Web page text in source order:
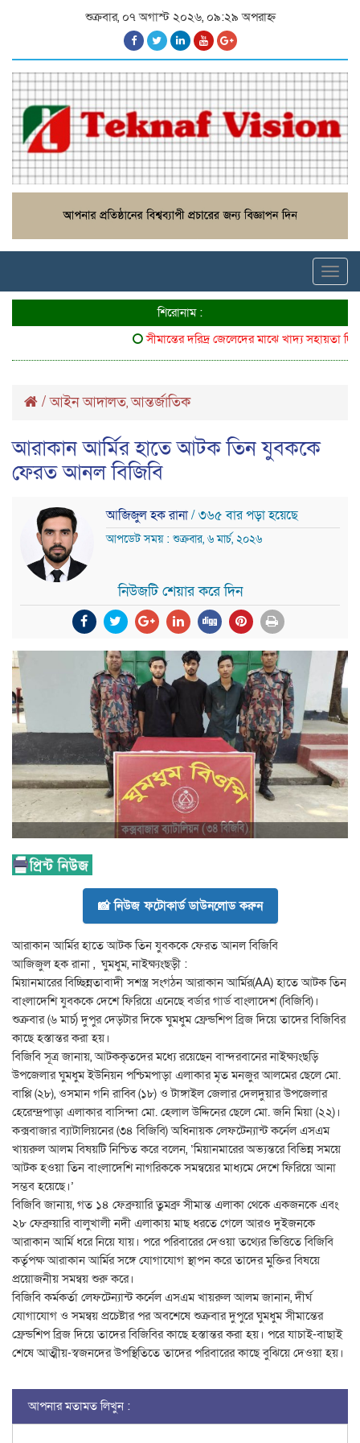
শুক্রবার, ০৭ অগাস্ট ২০২৬, ০৯:২৯ অপরাহ্ন
শিরোনাম :
সীমান্তের দরিদ্র জেলেদের মাঝে খাদ্য সহায়তা
/আইন আদালত,আন্তর্জাতিক
আরাকান আর্মির হাতে আটক তিন যুবককে
ফেরত আনল বিজিবি
আজিজুল হক রানা/ ৩৬৫ বার পড়া হয়েছে
আপডেট সময় : শুক্রবার, ৬ মার্চ, ২০২৬
নিউজটি শেয়ার করে দিন
📸 নিউজ ফটোকার্ড ডাউনলোড করুন
আরাকান আর্মির হাতে আটক তিন যুবককে ফেরত আনল বিজিবি
আজিজুল হক রানা , ঘুমধুম, নাইক্ষ্যংছড়ী :
মিয়ানমারের বিচ্ছিন্নতাবাদী সশস্ত্র সংগঠন আরাকান আর্মির(AA) হাতে আটক তিন
বাংলাদেশি যুবককে দেশে ফিরিয়ে এনেছে বর্ডার গার্ড বাংলাদেশ (বিজিবি)।
শুক্রবার (৬ মার্চ) দুপুর দেড়টার দিকে ঘুমধুম ফ্রেন্ডশিপ ব্রিজ দিয়ে তাদের বিজিবির
কাছে হস্তান্তর করা হয়।
বিজিবি সূত্র জানায়, আটককৃতদের মধ্যে রয়েছেন বান্দরবানের নাইক্ষ্যংছড়ি
উপজেলার ঘুমধুম ইউনিয়ন পশ্চিমপাড়া এলাকার মৃত মনজুর আলমের ছেলে মো.
বাপ্পি (২৮), ওসমান গনি রাব্বি (১৮) ও টাঙ্গাইল জেলার দেলদুয়ার উপজেলার
হেরেন্দ্রপাড়া এলাকার বাসিন্দা মো. হেলাল উদ্দিনের ছেলে মো. জনি মিয়া (২২)।
কক্সবাজার ব্যাটালিয়নের (৩৪ বিজিবি) অধিনায়ক লেফটেন্যান্ট কর্নেল এসএম
খায়রুল আলম বিষয়টি নিশ্চিত করে বলেন, ‘মিয়ানমারের অভ্যন্তরে বিভিন্ন সময়ে
আটক হওয়া তিন বাংলাদেশি নাগরিককে সমন্বয়ের মাধ্যমে দেশে ফিরিয়ে আনা
সম্ভব হয়েছে।’
বিজিবি জানায়, গত ১৪ ফেব্রুয়ারি তুমব্রু সীমান্ত এলাকা থেকে একজনকে এবং
২৮ ফেব্রুয়ারি বালুখালী নদী এলাকায় মাছ ধরতে গেলে আরও দুইজনকে
আরাকান আর্মি ধরে নিয়ে যায়। পরে পরিবারের দেওয়া তথ্যের ভিত্তিতে বিজিবি
কর্তৃপক্ষ আরাকান আর্মির সঙ্গে যোগাযোগ স্থাপন করে তাদের মুক্তির বিষয়ে
প্রয়োজনীয় সমন্বয় শুরু করে।
বিজিবি কর্মকর্তা লেফটেন্যান্ট কর্নেল এসএম খায়রুল আলম জানান, দীর্ঘ
যোগাযোগ ও সমন্বয় প্রচেষ্টার পর অবশেষে শুক্রবার দুপুরে ঘুমধুম সীমান্তের
ফ্রেন্ডশিপ ব্রিজ দিয়ে তাদের বিজিবির কাছে হস্তান্তর করা হয়। পরে যাচাই-বাছাই
শেষে আত্মীয়-স্বজনদের উপস্থিতিতে তাদের পরিবারের কাছে বুঝিয়ে দেওয়া হয়।
আপনার মতামত লিখুন :